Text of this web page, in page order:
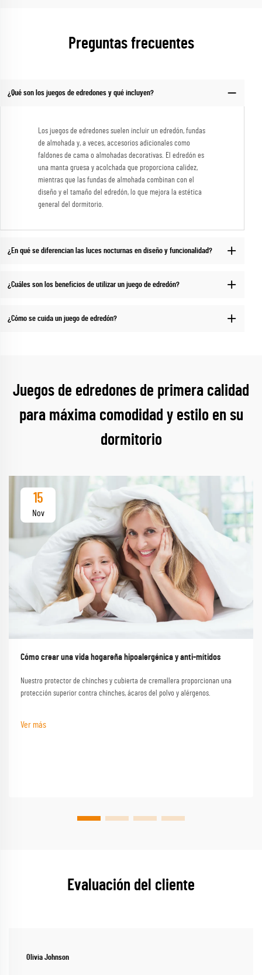
Preguntas frecuentes
¿Qué son los juegos de edredones y qué incluyen?
Los juegos de edredones suelen incluir un edredón, fundas
de almohada y, a veces, accesorios adicionales como
faldones de cama o almohadas decorativas. El edredón es
una manta gruesa y acolchada que proporciona calidez,
mientras que las fundas de almohada combinan con el
diseño y el tamaño del edredón, lo que mejora la estética
general del dormitorio.
¿En qué se diferencian las luces nocturnas en diseño y funcionalidad?
¿Cuáles son los beneficios de utilizar un juego de edredón?
¿Cómo se cuida un juego de edredón?
Juegos de edredones de primera calidad
para máxima comodidad y estilo en su
dormitorio
15
Nov
Cómo crear una vida hogareña hipoalergénica y anti-mítidos
Nuestro protector de chinches y cubierta de cremallera proporcionan una
protección superior contra chinches, ácaros del polvo y alérgenos.
Ver más
Evaluación del cliente
Olivia Johnson